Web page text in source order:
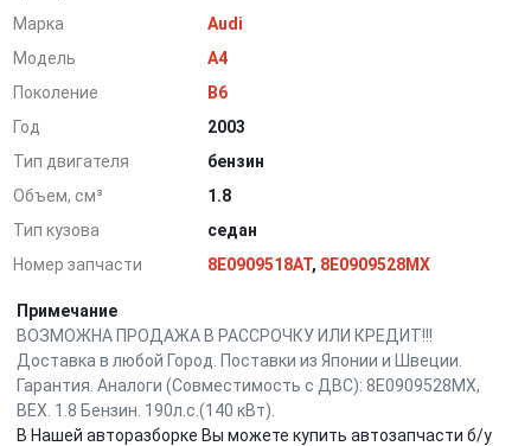
Марка
Audi
Модель
A4
Поколение
B6
Год
2003
Тип двигателя
бензин
Объем, см³
1.8
Тип кузова
седан
Номер запчасти
8E0909518AT, 8E0909528MX
Примечание
ВОЗМОЖНА ПРОДАЖА В РАССРОЧКУ ИЛИ КРЕДИТ!!!
Доставка в любой Город. Поставки из Японии и Швеции.
Гарантия. Аналоги (Совместимость с ДВС): 8E0909528MX,
BEX. 1.8 Бензин. 190л.с.(140 кВт).
В Нашей авторазборке Вы можете купить автозапчасти б/у